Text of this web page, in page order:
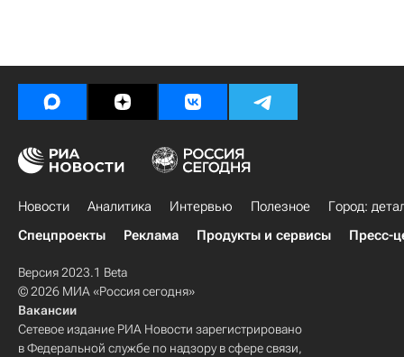
Новости Аналитика Интервью Полезное
Город:
Спецпроекты
Реклама Продукты и сервисы Пресс-
Версия 2023.1 Beta
© 2026 МИА «Россия сегодня»
Вакансии
Сетевое издание РИА Новости зарегистрировано
в Федеральной службе по надзору в сфере связи,